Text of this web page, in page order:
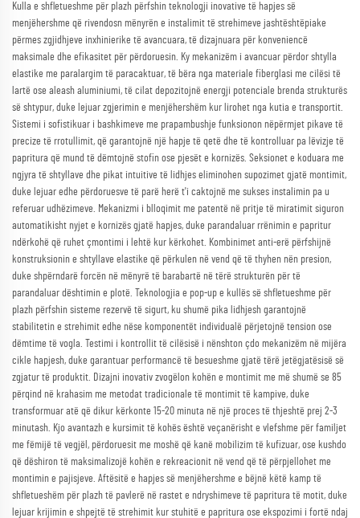
Kulla e shfletueshme për plazh përfshin teknologji inovative të hapjes së
menjëhershme që rivendosn mënyrën e instalimit të strehimeve jashtështëpiake
përmes zgjidhjeve inxhinierike të avancuara, të dizajnuara për konveniencë
maksimale dhe efikasitet për përdoruesin. Ky mekanizëm i avancuar përdor shtylla
elastike me paralargim të paracaktuar, të bëra nga materiale fiberglasi me cilësi të
lartë ose aleash aluminiumi, të cilat depozitojnë energji potenciale brenda strukturës
së shtypur, duke lejuar zgjerimin e menjëhershëm kur lirohet nga kutia e transportit.
Sistemi i sofistikuar i bashkimeve me prapambushje funksionon nëpërmjet pikave të
precize të rrotullimit, që garantojnë një hapje të qetë dhe të kontrolluar pa lëvizje të
papritura që mund të dëmtojnë stofin ose pjesët e kornizës. Seksionet e koduara me
ngjyra të shtyllave dhe pikat intuitive të lidhjes eliminohen supozimet gjatë montimit,
duke lejuar edhe përdoruesve të parë herë t'i caktojnë me sukses instalimin pa u
referuar udhëzimeve. Mekanizmi i blloqimit me patentë në pritje të miratimit siguron
automatikisht nyjet e kornizës gjatë hapjes, duke parandaluar rrënimin e papritur
ndërkohë që ruhet çmontimi i lehtë kur kërkohet. Kombinimet anti-erë përfshijnë
konstruksionin e shtyllave elastike që përkulen në vend që të thyhen nën presion,
duke shpërndarë forcën në mënyrë të barabartë në tërë strukturën për të
parandaluar dështimin e plotë. Teknologjia e pop-up e kullës së shfletueshme për
plazh përfshin sisteme rezervë të sigurt, ku shumë pika lidhjesh garantojnë
stabilitetin e strehimit edhe nëse komponentët individualë përjetojnë tension ose
dëmtime të vogla. Testimi i kontrollit të cilësisë i nënshton çdo mekanizëm në mijëra
cikle hapjesh, duke garantuar performancë të besueshme gjatë tërë jetëgjatësisë së
zgjatur të produktit. Dizajni inovativ zvogëlon kohën e montimit me më shumë se 85
përqind në krahasim me metodat tradicionale të montimit të kampive, duke
transformuar atë që dikur kërkonte 15-20 minuta në një proces të thjeshtë prej 2-3
minutash. Kjo avantazh e kursimit të kohës është veçanërisht e vlefshme për familjet
me fëmijë të vegjël, përdoruesit me moshë që kanë mobilizim të kufizuar, ose kushdo
që dëshiron të maksimalizojë kohën e rekreacionit në vend që të përpjellohet me
montimin e pajisjeve. Aftësitë e hapjes së menjëhershme e bëjnë këtë kamp të
shfletueshëm për plazh të pavlerë në rastet e ndryshimeve të papritura të motit, duke
lejuar krijimin e shpejtë të strehimit kur stuhitë e papritura ose ekspozimi i fortë ndaj